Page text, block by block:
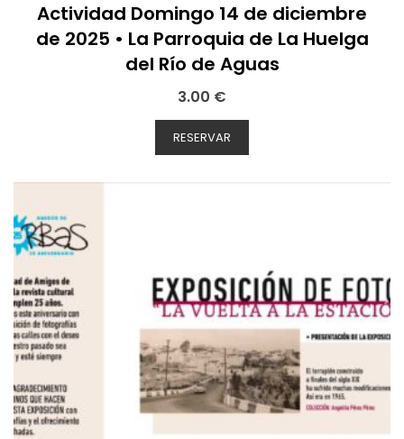
Actividad Domingo 14 de diciembre
de 2025 • La Parroquia de La Huelga
del Río de Aguas
3.00 €
RESERVAR